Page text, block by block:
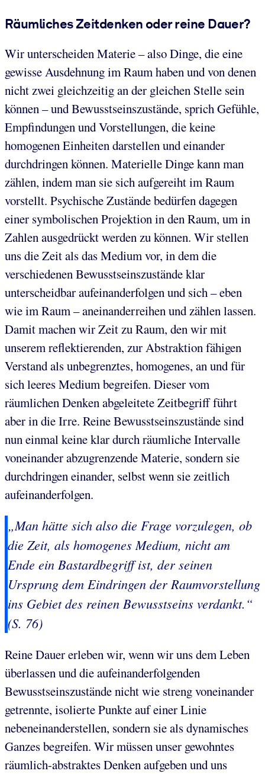
Räumliches Zeitdenken oder reine Dauer?
Wir unterscheiden Materie – also Dinge, die eine
gewisse Ausdehnung im Raum haben und von denen
nicht zwei gleichzeitig an der gleichen Stelle sein
können – und Bewusstseinszustände, sprich Gefühle,
Empfindungen und Vorstellungen, die keine
homogenen Einheiten darstellen und einander
durchdringen können. Materielle Dinge kann man
zählen, indem man sie sich aufgereiht im Raum
vorstellt. Psychische Zustände bedürfen dagegen
einer symbolischen Projektion in den Raum, um in
Zahlen ausgedrückt werden zu können. Wir stellen
uns die Zeit als das Medium vor, in dem die
verschiedenen Bewusstseinszustände klar
unterscheidbar aufeinanderfolgen und sich – eben
wie im Raum – aneinanderreihen und zählen lassen.
Damit machen wir Zeit zu Raum, den wir mit
unserem reflektierenden, zur Abstraktion fähigen
Verstand als unbegrenztes, homogenes, an und für
sich leeres Medium begreifen. Dieser vom
räumlichen Denken abgeleitete Zeitbegriff führt
aber in die Irre. Reine Bewusstseinszustände sind
nun einmal keine klar durch räumliche Intervalle
voneinander abzugrenzende Materie, sondern sie
durchdringen einander, selbst wenn sie zeitlich
aufeinanderfolgen.
„Man hätte sich also die Frage vorzulegen, ob
die Zeit, als homogenes Medium, nicht am
Ende ein Bastardbegriff ist, der seinen
Ursprung dem Eindringen der Raumvorstellung
ins Gebiet des reinen Bewusstseins verdankt.“
(S. 76)
Reine Dauer erleben wir, wenn wir uns dem Leben
überlassen und die aufeinanderfolgenden
Bewusstseinszustände nicht wie streng voneinander
getrennte, isolierte Punkte auf einer Linie
nebeneinanderstellen, sondern sie als dynamisches
Ganzes begreifen. Wir müssen unser gewohntes
räumlich-abstraktes Denken aufgeben und uns